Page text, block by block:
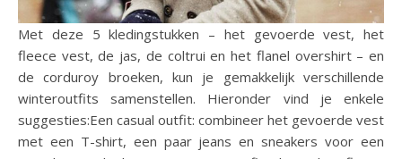
Met deze 5 kledingstukken – het gevoerde vest, het
fleece vest, de jas, de coltrui en het flanel overshirt – en
de corduroy broeken, kun je gemakkelijk verschillende
winteroutfits samenstellen. Hieronder vind je enkele
suggesties:Een casual outfit: combineer het gevoerde vest
met een T-shirt, een paar jeans en sneakers voor een